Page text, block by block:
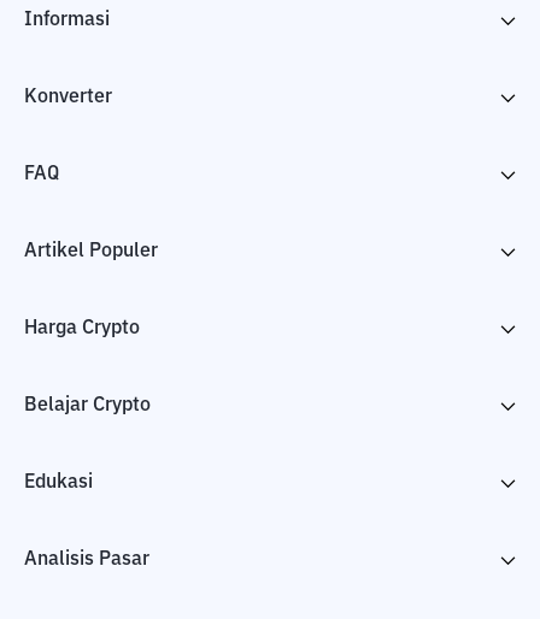
Informasi
Konverter
FAQ
Artikel Populer
Harga Crypto
Belajar Crypto
Edukasi
Analisis Pasar